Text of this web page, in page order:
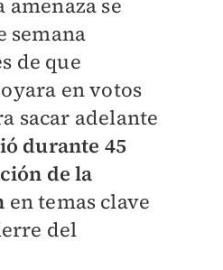
amenaza se
semana
de que
en votos
sacar adelante
durante 45
de la
en temas clave
del